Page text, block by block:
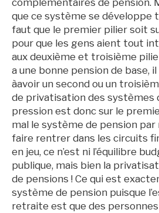
complémentaires de pension.
que ce système se développe
faut que le premier pilier soit
pour que les gens aient tout
aux deuxième et troisième
a une bonne pension de base, il
àavoir un second ou un
de privatisation des systèmes
pression est donc sur le
mal le système de pension
faire rentrer dans les circuits
en jeu, ce n’est ni l’équilibre
publique, mais bien la
de pensions ! Ce qui est
système de pension puisque
retraite est que des